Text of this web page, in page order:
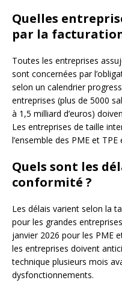
Quelles
par la
Toutes les entreprises
sont concernées par
selon un calendrier
entreprises (plus de 5000
à 1,5 milliard d’euros)
Les entreprises de taille
l’ensemble des PME et TPE
Quels sont les
conformité ?
Les délais varient selon la
pour les grandes
janvier 2026 pour les PME
les entreprises doivent
technique plusieurs mois
dysfonctionnements.